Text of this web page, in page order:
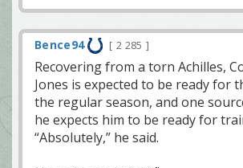
Bence94 2 285
Recovering from a torn Achilles,
Jones is expected to be ready for
the regular season, and one
he expects him to be ready for
“Absolutely,” he said.